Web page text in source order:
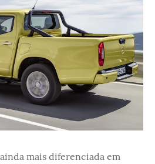
mais diferenciada em